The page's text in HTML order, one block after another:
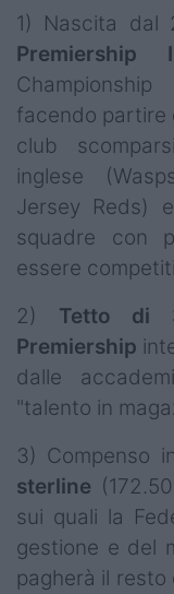
1) Nascita dal
facendo partire
club
inglese
Jersey Reds)
squadre con
essere
2)
Tetto di
Premiership
dalle
"talento in
3) Compenso
sterline
sui quali la
gestione e del
pagherà il resto